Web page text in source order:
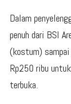
Dalam
penuh dari BSI
(kostum) sampai
Rp250 ribu
terbuka.